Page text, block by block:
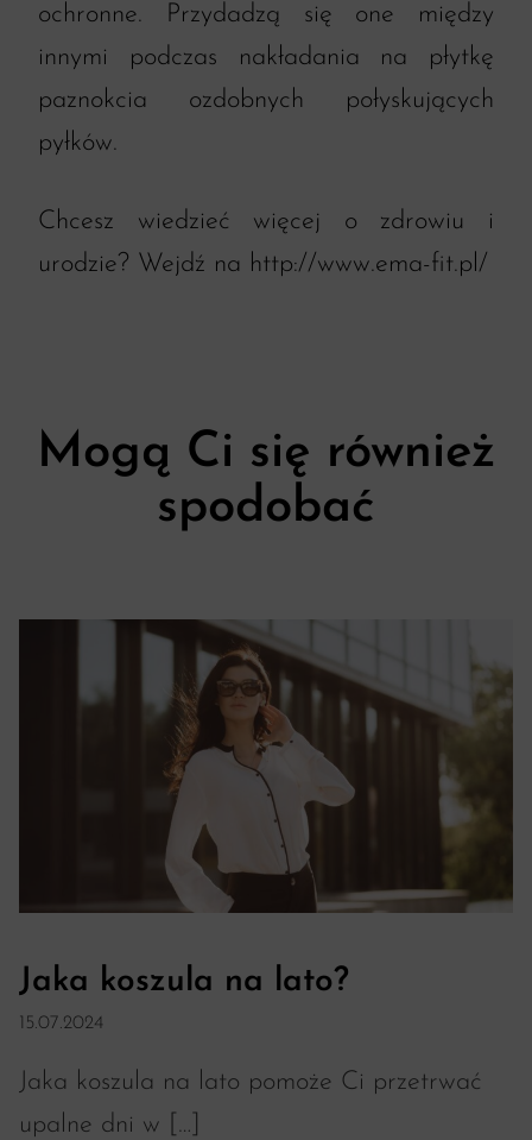
ochronne. Przydadzą się one między
innymi podczas nakładania na płytkę
paznokcia ozdobnych połyskujących
pyłków.
Chcesz wiedzieć więcej o zdrowiu i
urodzie? Wejdź na http://www.ema-fit.pl/
Mogą Ci się również
spodobać
Jaka koszula na lato?
15.07.2024
Jaka koszula na lato pomoże Ci przetrwać
upalne dni w […]